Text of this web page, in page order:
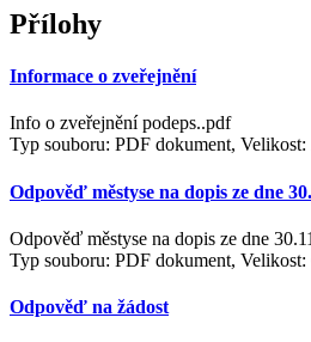
Přílohy
Informace o zveřejnění
Info o zveřejnění podeps..pdf
Typ souboru: PDF dokument,
Odpověď městyse na dopis ze dne
Odpověď městyse na dopis ze dne
Typ souboru: PDF dokument,
Odpověď na žádost